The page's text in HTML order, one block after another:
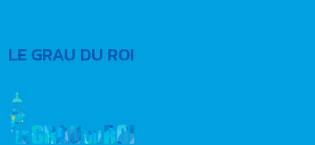
LE GRAU DU ROI